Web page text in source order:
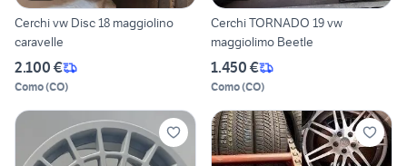
Cerchi vw Disc 18 maggiolino
caravelle
2.100 €
Como(CO)
Cerchi TORNADO 19 vw
maggiolimo Beetle
1.450 €
Como(CO)